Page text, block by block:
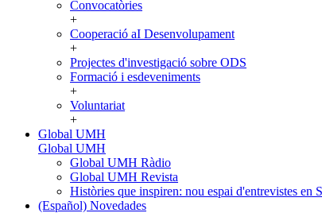
Convocatòries
+
Cooperació aI Desenvolupament
+
Projectes d'investigació sobre ODS
Formació i esdeveniments
+
Voluntariat
+
Global UMH
Global UMH
Global UMH Ràdio
Global UMH Revista
Històries que inspiren: nou espai d'entrevistes en
(Español) Novedades